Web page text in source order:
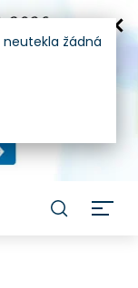
žádná